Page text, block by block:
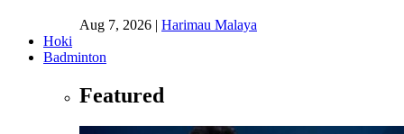
Aug 7, 2026 | Harimau Malaya
Hoki
Badminton
Featured